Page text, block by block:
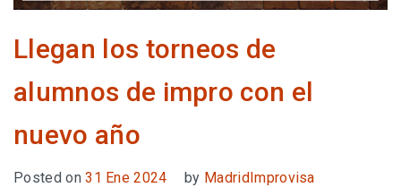
Llegan los torneos de
alumnos de impro con el
nuevo año
Posted on31 Ene 2024 by MadridImprovisa